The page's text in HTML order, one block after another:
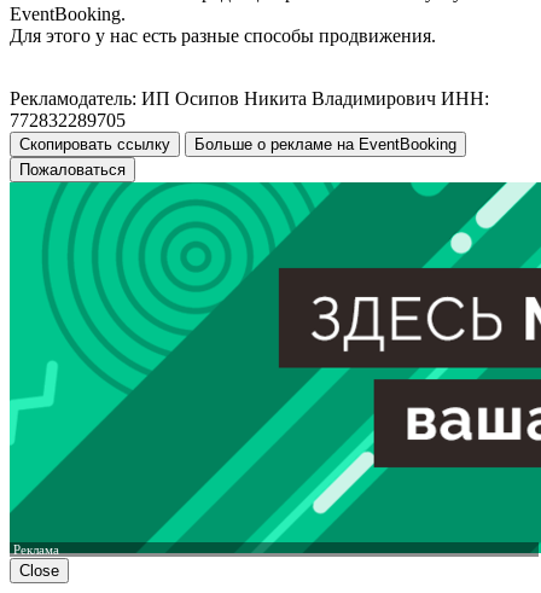
EventBooking.
Для этого у нас есть разные способы продвижения.
Рекламодатель: ИП Осипов Никита Владимирович ИНН:
772832289705
Скопировать ссылку
Больше о рекламе на EventBooking
Пожаловаться
Реклама
Close